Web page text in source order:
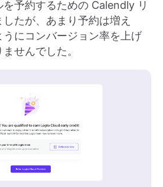
予約するための Calendly リ
たが、あまり予約は増え
にコンバージョン率を上げ
せんでした。